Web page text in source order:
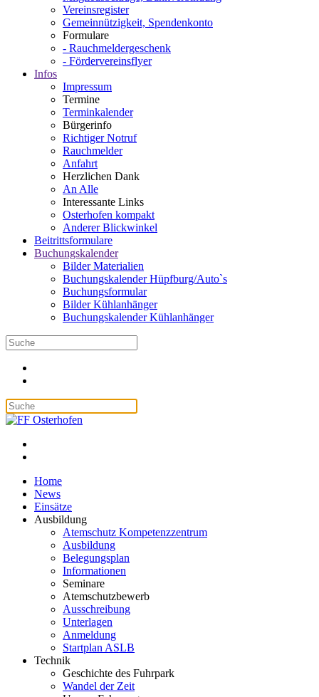
Vereinsregister
Gemeinnützigkeit, Spendenkonto
Formulare
- Rauchmeldergeschenk
- Fördervereinsflyer
Infos
Impressum
Termine
Terminkalender
Bürgerinfo
Richtiger Notruf
Rauchmelder
Anfahrt
Herzlichen Dank
An Alle
Interessante Links
Osterhofen kompakt
Anderer Blickwinkel
Beitrittsformulare
Buchungskalender
Bilder Materialien
Buchungskalender Hüpfburg/Auto`s
Buchungsformular
Bilder Kühlanhänger
Buchungskalender Kühlanhänger
Home
News
Einsätze
Ausbildung
Atemschutz Kompetenzzentrum
Ausbildung
Belegungsplan
Informationen
Seminare
Atemschutzbewerb
Ausschreibung
Unterlagen
Anmeldung
Startplan ASLB
Technik
Geschichte des Fuhrpark
Wandel der Zeit